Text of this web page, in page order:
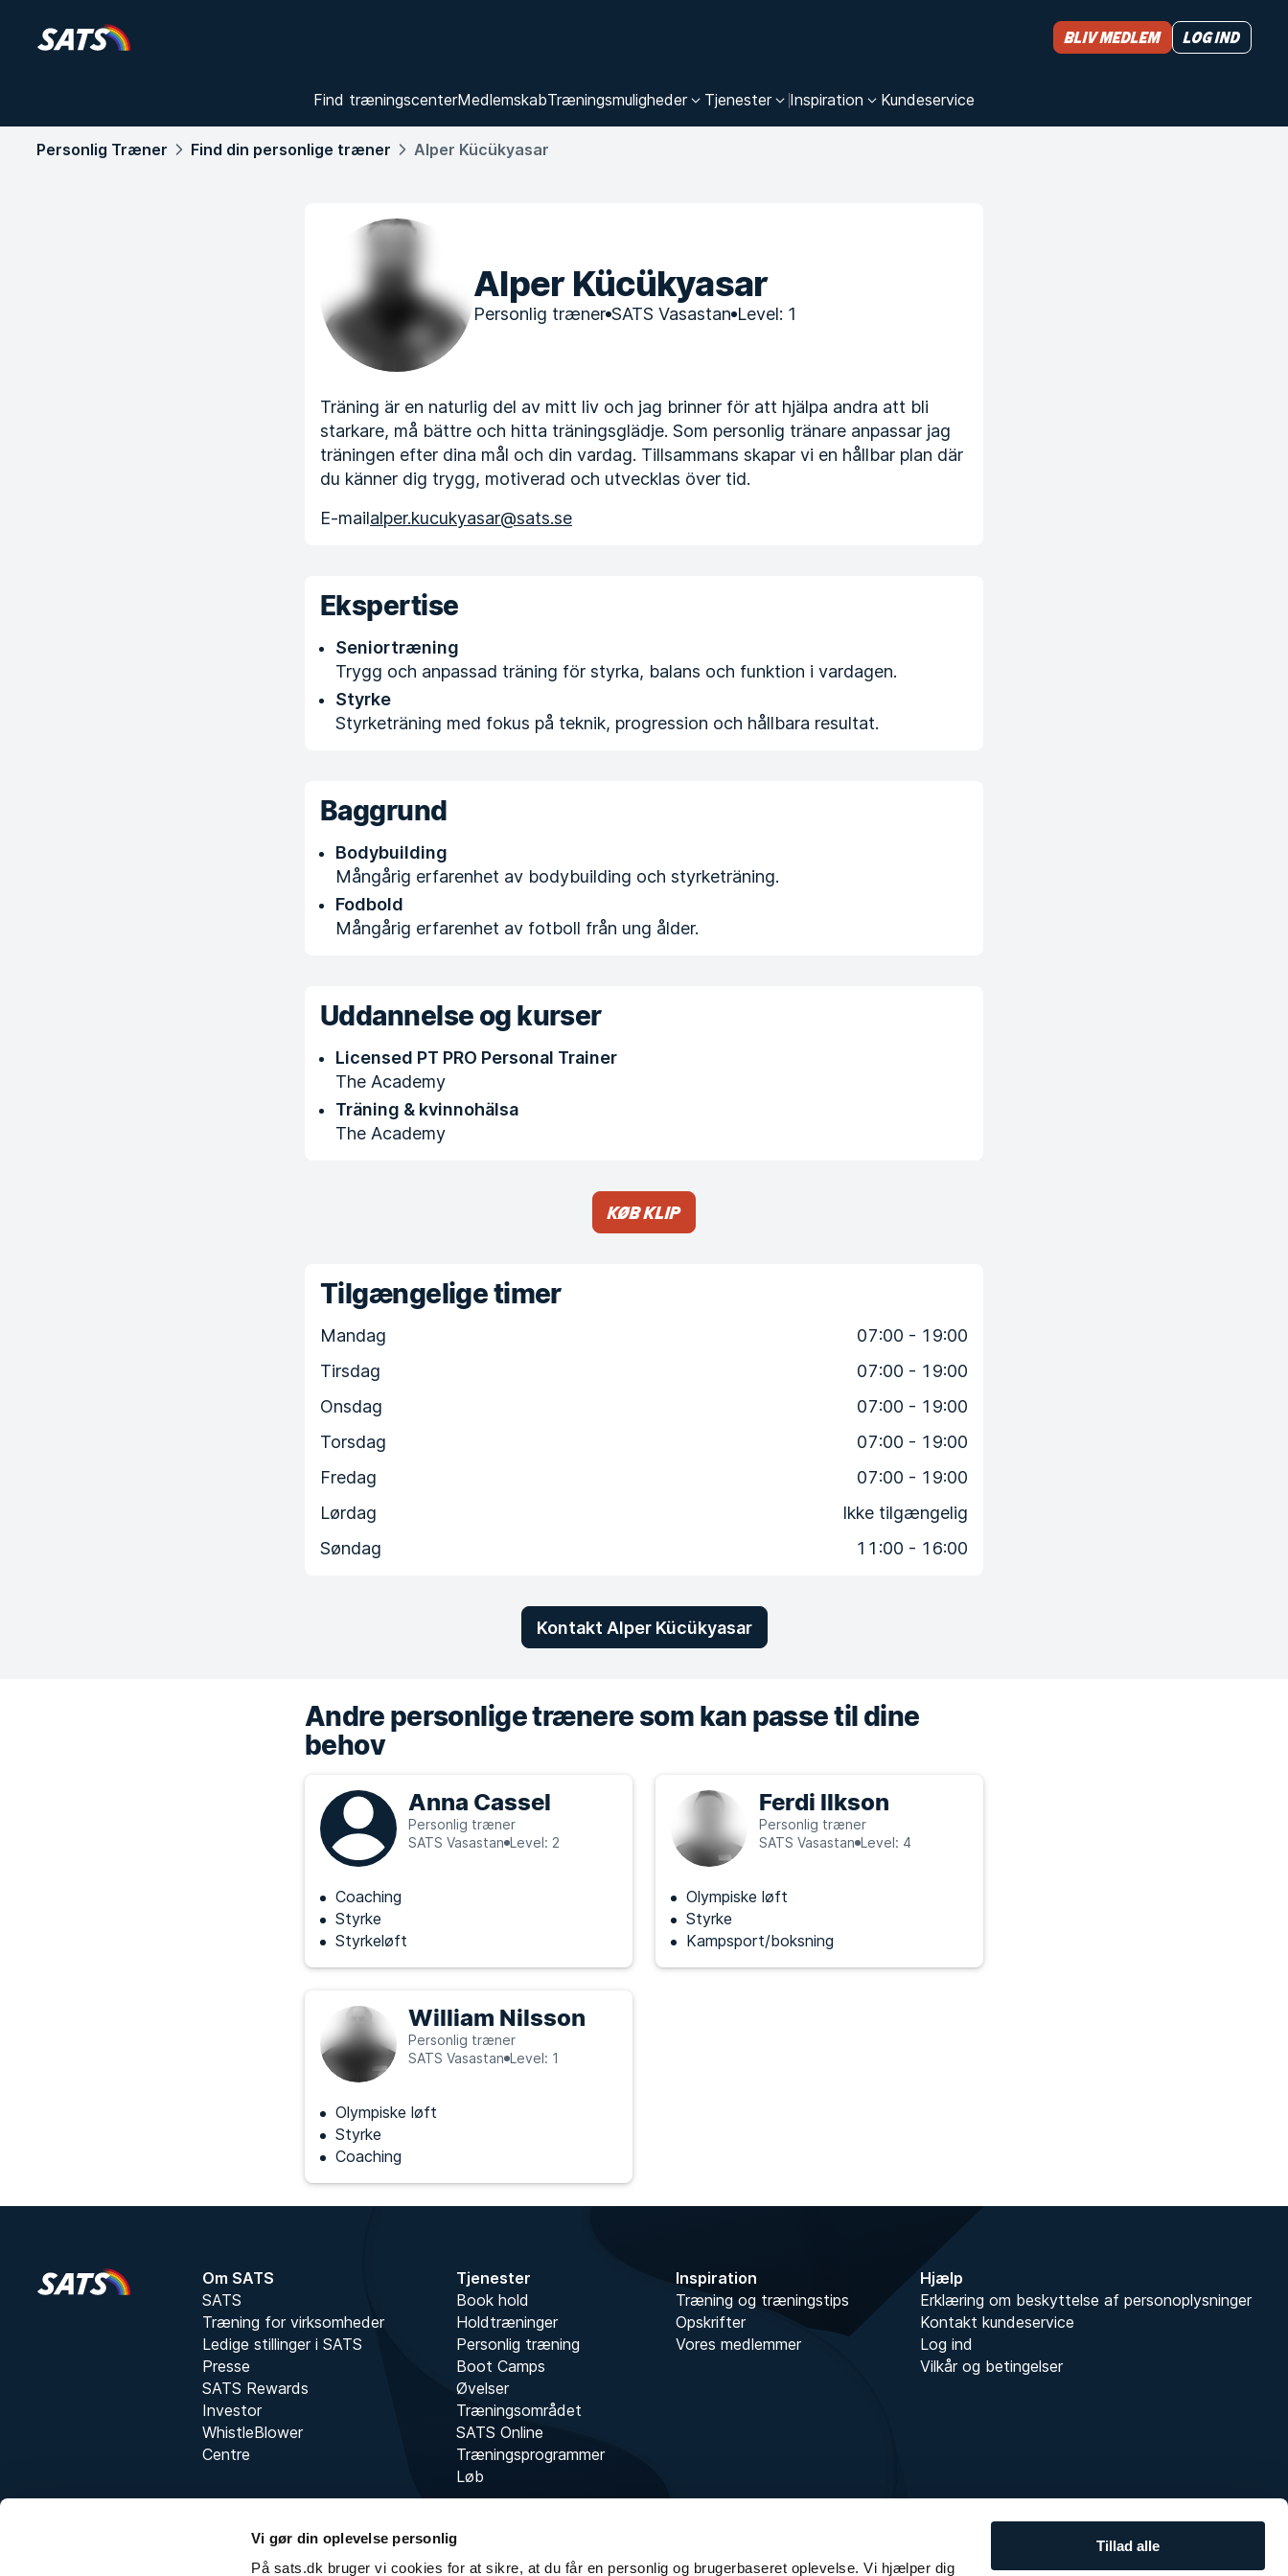
Vi gør din oplevelse personlig
På sats.dk bruger vi cookies for at sikre, at du får en personlig og brugerbaseret oplevelse. Vi hjælper dig
Tillad alle
Find træningscenterMedlemskabTræningsmuligheder Tjenester Inspiration Kundeservice
Bliv medlem Log ind
Personlig Træner Find din personlige træner Alper Kücükyasar
Alper Kücükyasar
Personlig træner SATS Vasastan Level: 1
Träning är en naturlig del av mitt liv och jag brinner för att hjälpa andra att bli
starkare, må bättre och hitta träningsglädje. Som personlig tränare anpassar jag
träningen efter dina mål och din vardag. Tillsammans skapar vi en hållbar plan där
du känner dig trygg, motiverad och utvecklas över tid.
E-mailalper.kucukyasar@sats.se
Ekspertise
Seniortræning
Trygg och anpassad träning för styrka, balans och funktion i vardagen.
Styrke
Styrketräning med fokus på teknik, progression och hållbara resultat.
Baggrund
Bodybuilding
Mångårig erfarenhet av bodybuilding och styrketräning.
Fodbold
Mångårig erfarenhet av fotboll från ung ålder.
Uddannelse og kurser
Licensed PT PRO Personal Trainer
The Academy
Träning & kvinnohälsa
The Academy
Køb klip
Tilgængelige timer
Mandag
07:00 - 19:00
Tirsdag
07:00 - 19:00
Onsdag
07:00 - 19:00
Torsdag
07:00 - 19:00
Fredag
07:00 - 19:00
Lørdag
Ikke tilgængelig
Søndag
11:00 - 16:00
Kontakt Alper Kücükyasar
Andre personlige trænere som kan passe til dine
behov
Anna Cassel
Personlig træner
SATS Vasastan Level: 2
Coaching
Styrke
Styrkeløft
Ferdi Ilkson
Personlig træner
SATS Vasastan Level: 4
Olympiske løft
Styrke
Kampsport/boksning
William Nilsson
Personlig træner
SATS Vasastan Level: 1
Olympiske løft
Styrke
Coaching
Om SATS
SATS
Træning for virksomheder
Ledige stillinger i SATS
Presse
SATS Rewards
Investor
WhistleBlower
Centre
Tjenester
Book hold
Holdtræninger
Personlig træning
Boot Camps
Øvelser
Træningsområdet
SATS Online
Træningsprogrammer
Løb
Inspiration
Træning og træningstips
Opskrifter
Vores medlemmer
Hjælp
Erklæring om beskyttelse af personoplysninger
Kontakt kundeservice
Log ind
Vilkår og betingelser